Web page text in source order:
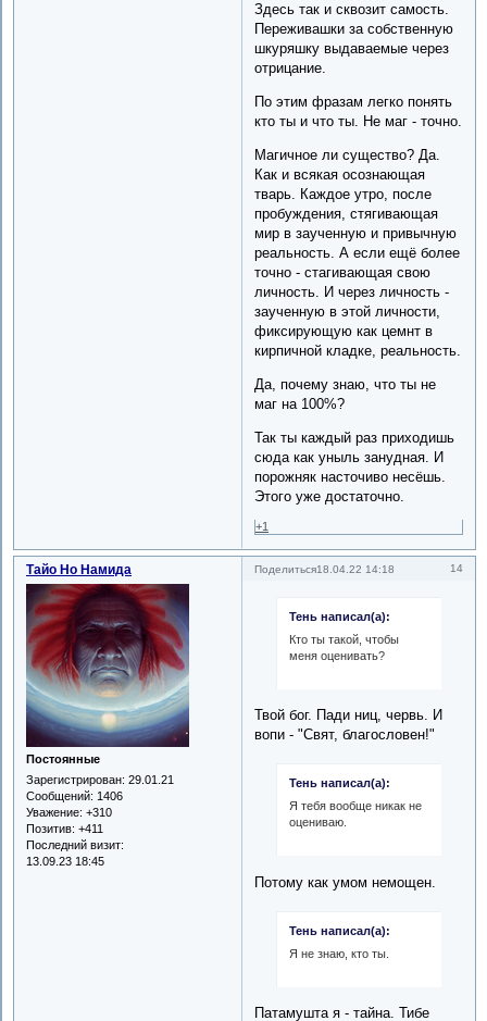
Здесь так и сквозит самость.
Переживашки за собственную
шкуряшку выдаваемые через
отрицание.
По этим фразам легко понять
кто ты и что ты. Не маг - точно.
Магичное ли существо? Да.
Как и всякая осознающая
тварь. Каждое утро, после
пробуждения, стягивающая
мир в заученную и привычную
реальность. А если ещё более
точно - стагивающая свою
личность. И через личность -
заученную в этой личности,
фиксирующую как цемнт в
кирпичной кладке, реальность.
Да, почему знаю, что ты не
маг на 100%?
Так ты каждый раз приходишь
сюда как уныль занудная. И
порожняк насточиво несёшь.
Этого уже достаточно.
+1
Поделиться 14
18.04.22 14:18
Тайо Но Намида
Постоянные
Зарегистрирован: 29.01.21
Сообщений: 1406
Уважение: +310
Позитив: +411
Последний визит:
13.09.23 18:45
Тень написал(а):
Кто ты такой, чтобы
меня оценивать?
Твой бог. Пади ниц, червь. И
вопи - "Свят, благословен!"
Тень написал(а):
Я тебя вообще никак не
оцениваю.
Потому как умом немощен.
Тень написал(а):
Я не знаю, кто ты.
Патамушта я - тайна. Тибе